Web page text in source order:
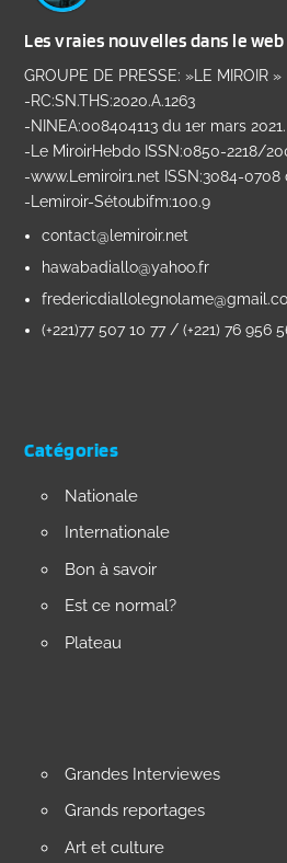
Les vraies nouvelles dans le
GROUPE DE PRESSE: »LE MIROIR »
-RC:SN.THS:2020.A.1263
-NINEA:008404113 du 1er mars 2021.
-Le MiroirHebdo ISSN:0850-2218/
-www.Lemiroir1.net ISSN:3084-
-Lemiroir-Sétoubifm:100.9
contact@lemiroir.net
hawabadiallo@yahoo.fr
(+221)77 507 10 77 / (+221) 76 956
Catégories
Nationale
Internationale
Bon à savoir
Est ce normal?
Plateau
Grandes Interviewes
Grands reportages
Art et culture